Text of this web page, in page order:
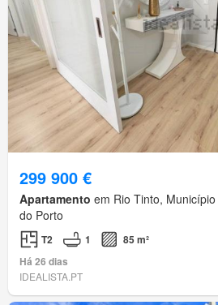
299 900 €
Apartamento em Rio Tinto,
do Porto
T2 1
85 m²
Há 26 dias
IDEALISTA.PT